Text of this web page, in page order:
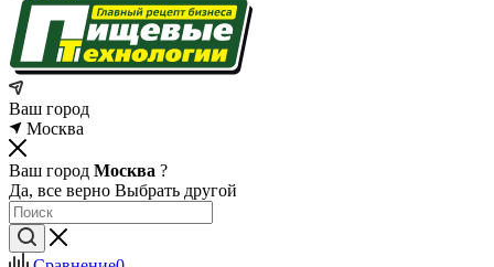
Ваш город
Москва
Ваш город Москва ?
Да, все верно Выбрать другой